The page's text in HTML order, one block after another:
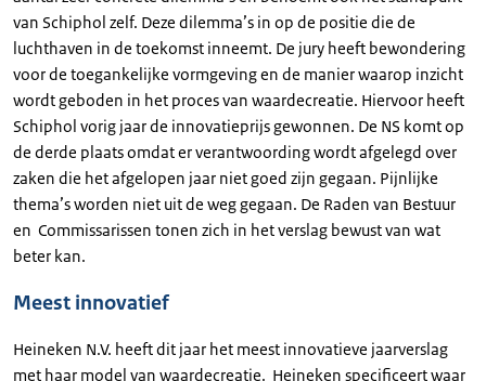
van Schiphol zelf. Deze dilemma’s in op de positie die de
luchthaven in de toekomst inneemt. De jury heeft bewondering
voor de toegankelijke vormgeving en de manier waarop inzicht
wordt geboden in het proces van waardecreatie. Hiervoor heeft
Schiphol vorig jaar de innovatieprijs gewonnen. De NS komt op
de derde plaats omdat er verantwoording wordt afgelegd over
zaken die het afgelopen jaar niet goed zijn gegaan. Pijnlijke
thema’s worden niet uit de weg gegaan. De Raden van Bestuur
en Commissarissen tonen zich in het verslag bewust van wat
beter kan.
Meest innovatief
Heineken N.V. heeft dit jaar het meest innovatieve jaarverslag
met haar model van waardecreatie. Heineken specificeert waar